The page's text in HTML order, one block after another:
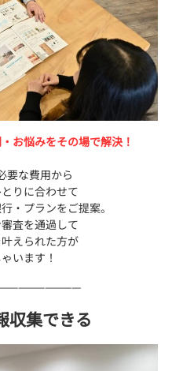
お悩みをその場で解決！
要な費用から
りに合わせて
・プランをご提案。
査を通過して
えられた方が
います！
収集できる